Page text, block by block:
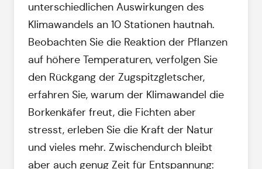
unterschiedlichen Auswirkungen des
Klimawandels an 10 Stationen hautnah.
Beobachten Sie die Reaktion der Pflanzen
auf höhere Temperaturen, verfolgen Sie
den Rückgang der Zugspitzgletscher,
erfahren Sie, warum der Klimawandel die
Borkenkäfer freut, die Fichten aber
stresst, erleben Sie die Kraft der Natur
und vieles mehr. Zwischendurch bleibt
aber auch genug Zeit für Entspannung: